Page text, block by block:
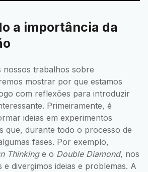
a importância da
nossos trabalhos sobre
mostrar por que estamos
com reflexões para introduzir
Primeiramente, é
ideias em experimentos
que, durante todo o processo de
fases. Por exemplo,
Thinkinge o Double Diamond, nos
e divergimos ideias e problemas. A